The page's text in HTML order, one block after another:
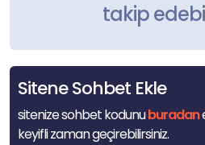
takip
Sitene Sohbet Ekle
sitenize sohbet kodunuburadan
keyifli zaman geçirebilirsiniz.